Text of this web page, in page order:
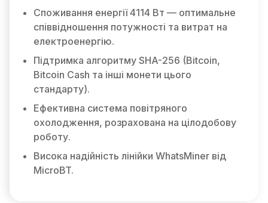
Споживання енергії 4114 Вт — оптимальне
співвідношення потужності та витрат на
електроенергію.
Підтримка алгоритму SHA-256 (Bitcoin,
Bitcoin Cash та інші монети цього
стандарту).
Ефективна система повітряного
охолодження, розрахована на цілодобову
роботу.
Висока надійність лінійки WhatsMiner від
MicroBT.